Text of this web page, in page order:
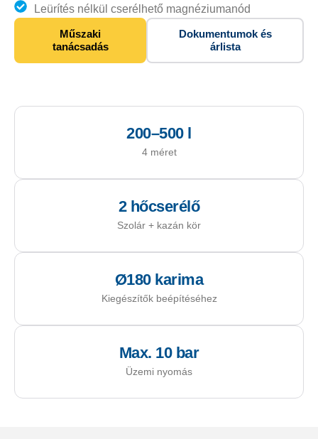
Leürítés nélkül cserélhető magnéziumanód
Műszaki
tanácsadás
Dokumentumok és
árlista
200–500 l
4 méret
2 hőcserélő
Szolár + kazán kör
Ø180 karima
Kiegészítők beépítéséhez
Max. 10 bar
Üzemi nyomás